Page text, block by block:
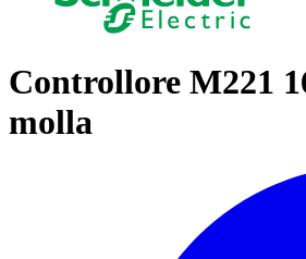
Controllore M221
molla